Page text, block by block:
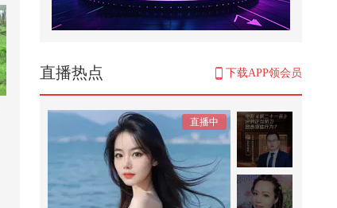
#关注流看美加墨 #2026关注流舞蹈
26春关KPOP区路演《HAWW》|神
圣幻梦交织，搭配默契舞动#2026
春季搜...
711
夏日解渴喝什么？#玩转健康年轻
态 #健康狐和TA的朋友们 @张朝阳
@...
17,587
直播热点 下载APP领会员
直播中